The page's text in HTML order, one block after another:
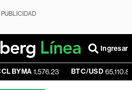
PUBLICIDAD
Ingresar
1,576.23 BTC/USD 65,110.84